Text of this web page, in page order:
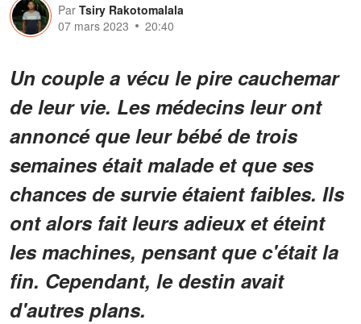
Par Tsiry Rakotomalala
07 mars 2023
20:40
Un couple a vécu le pire cauchemar
de leur vie. Les médecins leur ont
annoncé que leur bébé de trois
semaines était malade et que ses
chances de survie étaient faibles. Ils
ont alors fait leurs adieux et éteint
les machines, pensant que c'était la
fin. Cependant, le destin avait
d'autres plans.